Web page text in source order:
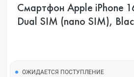
Смартфон Apple iPhone
Dual SIM (nano SIM),
ОЖИДАЕТСЯ ПОСТУПЛЕНИЕ